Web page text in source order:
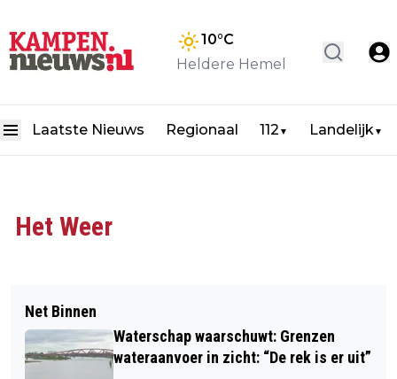
10°C
Heldere Hemel
Laatste Nieuws Regionaal 112 ▼ Landelijk▼
Het Weer
Net Binnen
Waterschap waarschuwt: Grenzen
wateraanvoer in zicht: “De rek is er uit”